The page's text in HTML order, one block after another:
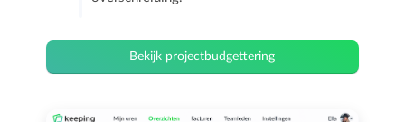
Bekijk projectbudgettering